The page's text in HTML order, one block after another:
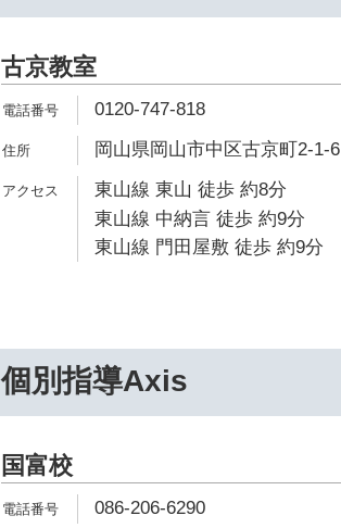
古京教室
0120-747-818
岡山県岡山市中区古京町2-1-6
東山線 東山 徒歩 約8分
東山線 中納言 徒歩 約9分
東山線 門田屋敷 徒歩 約9分
個別指導Axis
国富校
086-206-6290